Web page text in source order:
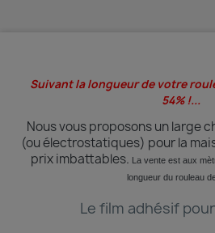
Suivant la longueur de votre
54% !...
Nous vous proposons un large
(ou électrostatiques) pour la
prix imbattables.
La vente est aux
longueur du rouleau
Le film adhésif